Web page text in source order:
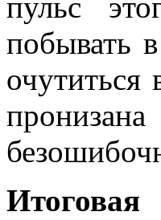
побывать
очутиться
Итоговая